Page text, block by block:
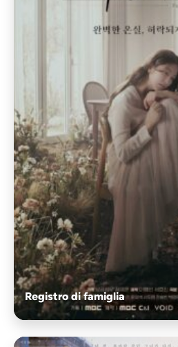
Registro di famiglia